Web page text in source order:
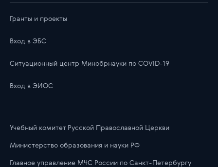
Гранты и проекты
Вход в ЭБС
Ситуационный центр Минобрнауки по COVID-19
Вход в ЭИОС
Учебный комитет Русской Православной Церкви
Министерство образования и науки РФ
Главноe управлениe МЧС России по Санкт-Петербургу